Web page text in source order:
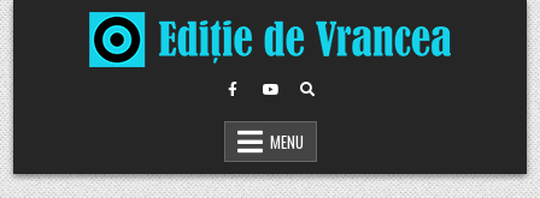
Skip
to
content
MENU